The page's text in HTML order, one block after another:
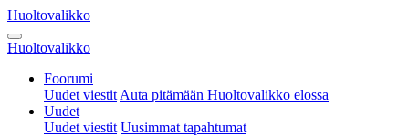
Huoltovalikko
Huoltovalikko
Foorumi
Uudet viestit Auta pitämään Huoltovalikko elossa
Uudet
Uudet viestit Uusimmat tapahtumat